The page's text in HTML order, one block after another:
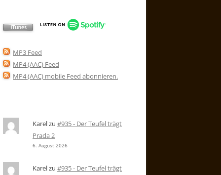
MP3 Feed
MP4 (AAC) Feed
MP4 (AAC) mobile Feed abonnieren.
Karelzu #935 - Der Teufel trägt
Prada 2
6. August 2026
Karelzu #935 - Der Teufel trägt